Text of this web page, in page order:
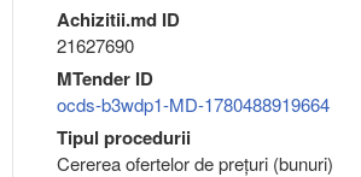
Achizitii.md ID
21627690
MTender ID
ocds-b3wdp1-MD-1780488919664
Tipul procedurii
Cererea ofertelor de prețuri (bunuri)